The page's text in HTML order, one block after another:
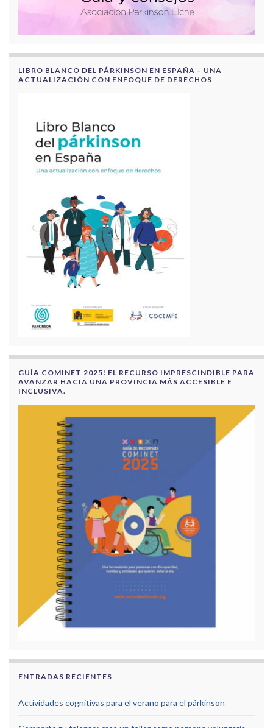
LIBRO BLANCO DEL PÁRKINSON EN ESPAÑA – UNA
ACTUALIZACIÓN CON ENFOQUE DE DERECHOS
GUÍA COMINET 2025! EL RECURSO IMPRESCINDIBLE PARA
AVANZAR HACIA UNA PROVINCIA MÁS ACCESIBLE E
INCLUSIVA.
ENTRADAS RECIENTES
Actividades cognitivas para el verano para el párkinson